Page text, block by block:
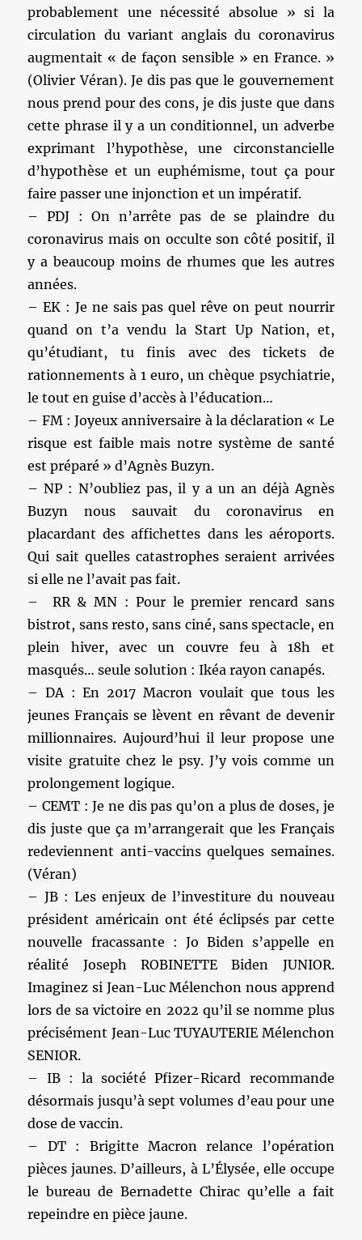
probablement une nécessité absolue » si la
circulation du variant anglais du coronavirus
augmentait « de façon sensible » en France. »
(Olivier Véran). Je dis pas que le gouvernement
nous prend pour des cons, je dis juste que dans
cette phrase il y a un conditionnel, un adverbe
exprimant l’hypothèse, une circonstancielle
d’hypothèse et un euphémisme, tout ça pour
faire passer une injonction et un impératif.
– PDJ : On n’arrête pas de se plaindre du
coronavirus mais on occulte son côté positif, il
y a beaucoup moins de rhumes que les autres
années.
– EK : Je ne sais pas quel rêve on peut nourrir
quand on t’a vendu la Start Up Nation, et,
qu’étudiant, tu finis avec des tickets de
rationnements à 1 euro, un chèque psychiatrie,
le tout en guise d’accès à l’éducation…
– FM : Joyeux anniversaire à la déclaration « Le
risque est faible mais notre système de santé
est préparé » d’Agnès Buzyn.
– NP : N’oubliez pas, il y a un an déjà Agnès
Buzyn nous sauvait du coronavirus en
placardant des affichettes dans les aéroports.
Qui sait quelles catastrophes seraient arrivées
si elle ne l’avait pas fait.
– RR & MN : Pour le premier rencard sans
bistrot, sans resto, sans ciné, sans spectacle, en
plein hiver, avec un couvre feu à 18h et
masqués… seule solution : Ikéa rayon canapés.
– DA : En 2017 Macron voulait que tous les
jeunes Français se lèvent en rêvant de devenir
millionnaires. Aujourd’hui il leur propose une
visite gratuite chez le psy. J’y vois comme un
prolongement logique.
– CEMT : Je ne dis pas qu’on a plus de doses, je
dis juste que ça m’arrangerait que les Français
redeviennent anti-vaccins quelques semaines.
(Véran)
– JB : Les enjeux de l’investiture du nouveau
président américain ont été éclipsés par cette
nouvelle fracassante : Jo Biden s’appelle en
réalité Joseph ROBINETTE Biden JUNIOR.
Imaginez si Jean-Luc Mélenchon nous apprend
lors de sa victoire en 2022 qu’il se nomme plus
précisément Jean-Luc TUYAUTERIE Mélenchon
SENIOR.
– IB : la société Pfizer-Ricard recommande
désormais jusqu’à sept volumes d’eau pour une
dose de vaccin.
– DT : Brigitte Macron relance l’opération
pièces jaunes. D’ailleurs, à L’Élysée, elle occupe
le bureau de Bernadette Chirac qu’elle a fait
repeindre en pièce jaune.